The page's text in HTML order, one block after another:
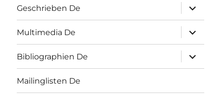
Geschrieben De
öffnen
Multimedia De
öffnen
Bibliographien De
öffnen
Mailinglisten De